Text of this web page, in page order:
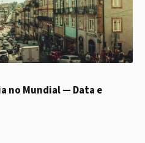
no Mundial — Data e